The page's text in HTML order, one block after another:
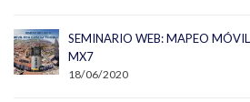
SEMINARIO WEB: MAPEO
MX7
18/06/2020